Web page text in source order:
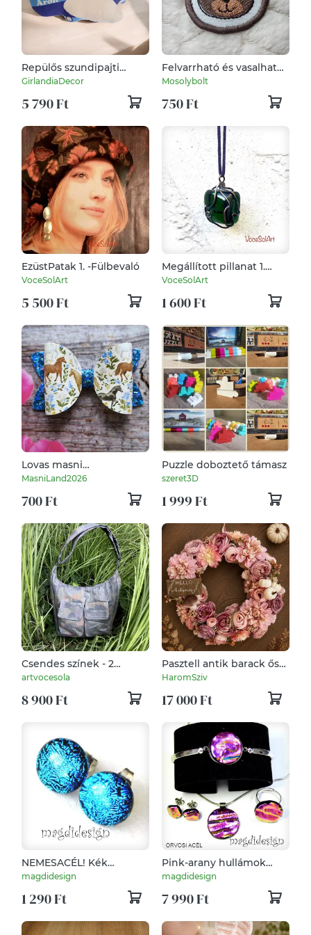
Repülős szundipajti
(járműves formapárna,
névvel is
GirlandiaDecor
5 790 Ft
Felvarrható és vasalható
ovis jel, macifej, mackó
Mosolybolt
750 Ft
EzüstPatak 1. -Fülbevaló
VoceSolArt
5 500 Ft
Megállított pillanat 1.
-üveg Nyaklánc
VoceSolArt
1 600 Ft
Lovas masni
krokodilcsaton
MasniLand2026
700 Ft
Puzzle doboztető támasz
szeret3D
1 999 Ft
Csendes színek - 2
Zsebes Táska
artvocesola
8 900 Ft
Pasztell antik barack őszi
ajtódísz
HaromSziv
17 000 Ft
NEMESACÉL! Kék
szikrázás üvegékszer
pötty fülbevaló
magdidesign
1 290 Ft
Pink-arany hullámok
üvegékszer szett,
nyaklánc, karkötő, gyűrű,
fülbevaló
magdidesign
7 990 Ft